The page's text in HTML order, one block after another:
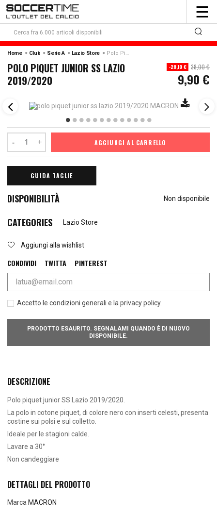
☰
Home Club Serie A Lazio Store Polo Piquet Junior Ss Lazio 2019/2020
POLO PIQUET JUNIOR SS LAZIO
2019/2020
-28,10 € 38,00 €
9,90 €
AGGIUNGI AL CARRELLO
GUIDA TAGLIE
DISPONIBILITÀ Non disponibile
CATEGORIES Lazio Store
Aggiungi alla wishlist
CONDIVIDI TWITTA PINTEREST
Accetto le condizioni generali e la privacy policy.
PRODOTTO ESAURITO. SEGNALAMI QUANDO È DI NUOVO
DISPONIBILE.
DESCRIZIONE
Polo piquet junior SS Lazio 2019/2020.
La polo in cotone piquet, di colore nero con inserti celesti, presenta
costine sui polsi e sul colletto.
Ideale per le stagioni calde.
Lavare a 30°
Non candeggiare
DETTAGLI DEL PRODOTTO
Marca MACRON